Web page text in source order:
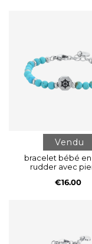
Vendu
bracelet bébé
rudder avec
€16.00